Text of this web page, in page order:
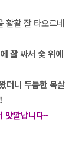
활활 잘 타오르네
잘 싸서 숯 위에
더니 두툼한 목살
맛깔납니다~